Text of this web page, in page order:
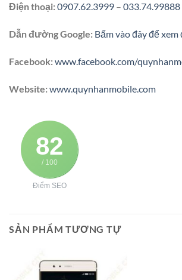
Điện thoại:0907.62.3999 – 033.74.99888
Dẫn đường Google: Bấm vào đây để
Facebook:www.facebook.com/
Website:www.quynhanmobile.com
82
/ 100
Điểm SEO
SẢN PHẨM TƯƠNG TỰ